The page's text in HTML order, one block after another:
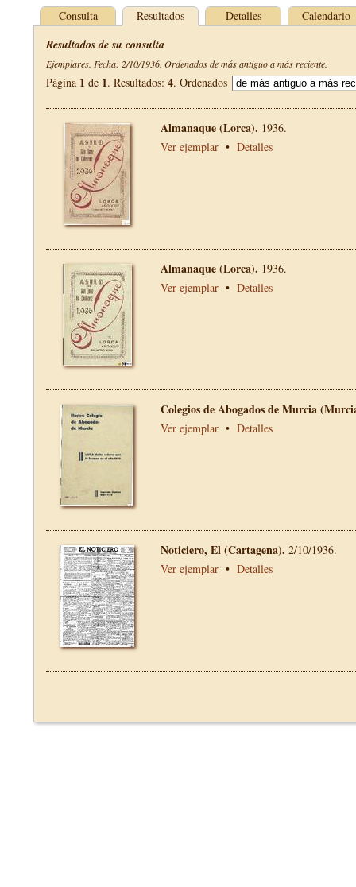
Consulta Resultados Detalles Calendario
Resultados de su consulta
Ejemplares. Fecha: 2/10/1936. Ordenados de más antiguo a más reciente.
Página 1 de 1. Resultados: 4. Ordenados
Almanaque (Lorca). 1936.
Ver ejemplar • Detalles
Almanaque (Lorca). 1936.
Ver ejemplar • Detalles
Colegios de Abogados de Murcia
Ver ejemplar • Detalles
Noticiero, El (Cartagena). 2/10/1936.
Ver ejemplar • Detalles